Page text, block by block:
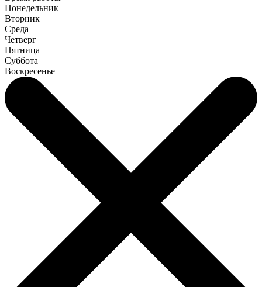
Понедельник
Вторник
Среда
Четверг
Пятница
Суббота
Воскресенье